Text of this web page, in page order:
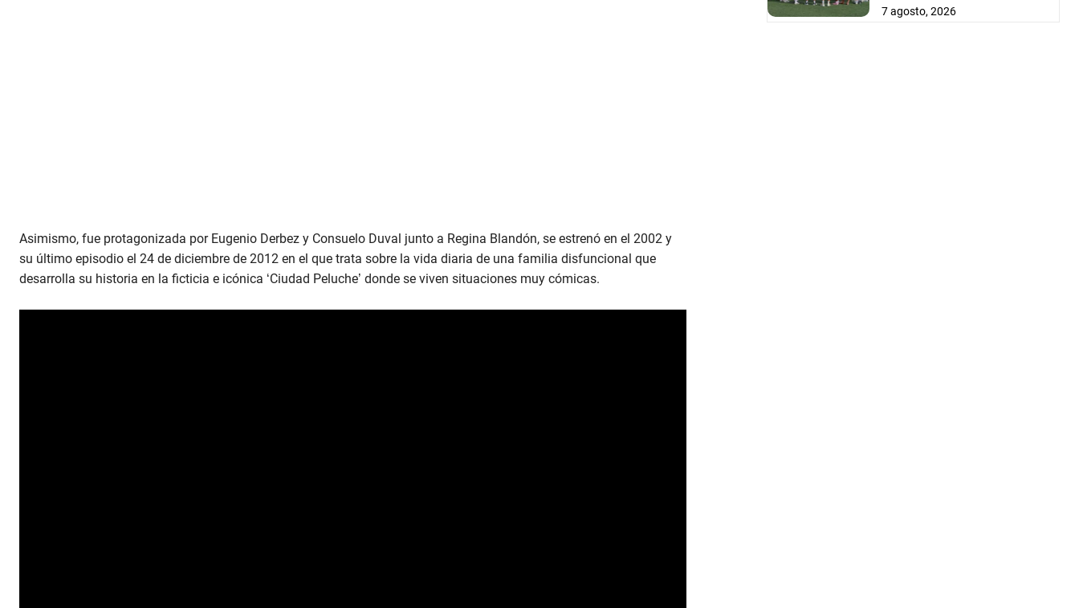
Asimismo, fue protagonizada por Eugenio Derbez y Consuelo Duval junto a Regina Blandón, se estrenó en el 2002 y
su último episodio el 24 de diciembre de 2012 en el que trata sobre la vida diaria de una familia disfuncional que
desarrolla su historia en la ficticia e icónica ‘Ciudad Peluche’ donde se viven situaciones muy cómicas.
7 agosto, 2026